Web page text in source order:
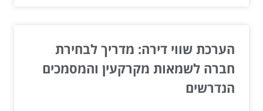
הערכת שווי דירה: מדריך לבחירת
חברה לשמאות מקרקעין והמסמכים
הנדרשים